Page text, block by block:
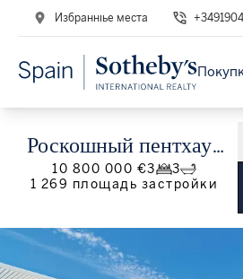
Избранные места
Роскошный пентхаус
на Ибице с
море и Дальт-Вила.
10 800 000 €3
3
1 269 площадь застройки